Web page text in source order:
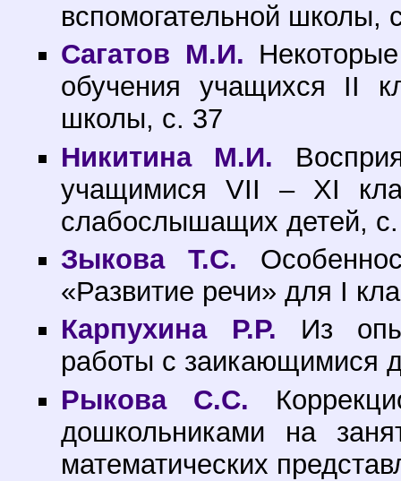
вспомогательной школы,
Сагатов М.И.
обучения учащихся II
школы, с. 37
Никитина М.И.
учащимися VII – XI
слабослышащих детей,
Зыкова Т.С.
«Развитие речи» для I
Карпухина Р.Р. Из
работы с заикающимися
Рыкова С.С.
дошкольниками на
математических